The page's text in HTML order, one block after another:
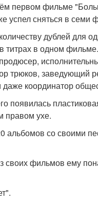
первом фильме
успел сняться в семи
дублей для
титрах в одном
трюков, заведующий
даже координатор
правом ухе.
альбомов со своими
фильмов ему